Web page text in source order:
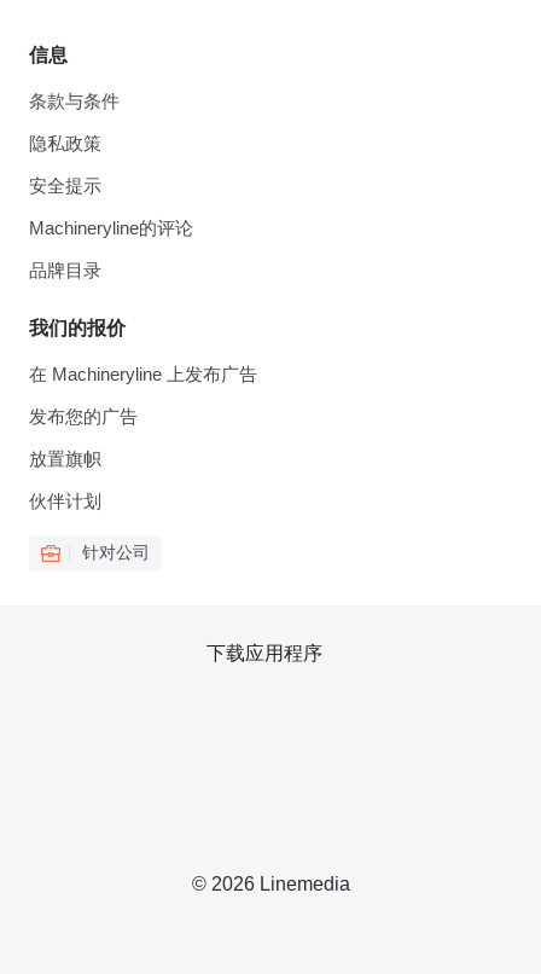
信息
条款与条件
隐私政策
安全提示
Machineryline的评论
品牌目录
我们的报价
在 Machineryline 上发布广告
发布您的广告
放置旗帜
伙伴计划
针对公司
© 2026 Linemedia
下载应用程序